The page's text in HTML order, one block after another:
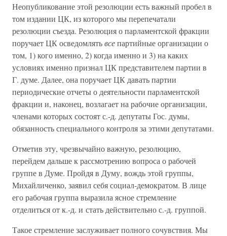
Неопубликование этой резолюции есть важный пробел в
том издании ЦК, из которого мы перепечатали
резолюции съезда. Резолюция о парламентской фракции
поручает ЦК осведомлятьвсепартийные организации о
том, 1) кого именно, 2) когда именно и 3) на каких
условиях именно признал ЦК представителем партии в
Г. думе. Далее, она поручает ЦК давать партии
периодические отчеты о деятельности парламентской
фракции и, наконец, возлагает на рабочие организации,
членами которых состоят с.-д. депутаты Гос. думы,
обязанность специального контроля за этими депутатами.
Отметив эту, чрезвычайно важную, резолюцию,
перейдем дальше к рассмотрению вопроса о рабочей
группе в Думе. Пройдя в Думу, вождь этой группы,
Михайличенко, заявил себя социал-демократом. В лице
его рабочая группа выразила ясное стремление
отделиться от к.-д. и стать действительно с.-д. группой.
Такое стремление заслуживает полного сочувствия. Мы